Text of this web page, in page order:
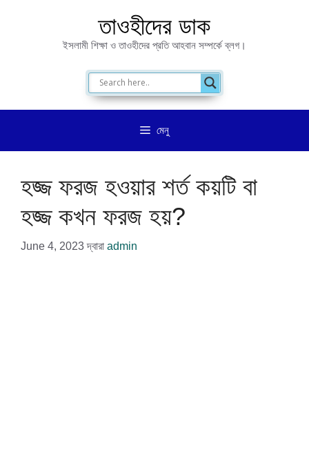
তাওহীদের ডাক
ইসলামী শিক্ষা ও তাওহীদের প্রতি আহবান সম্পর্কে ব্লগ।
মেনু
হজ্জ ফরজ হওয়ার শর্ত কয়টি বা
হজ্জ কখন ফরজ হয়?
June 4, 2023 দ্বারা admin